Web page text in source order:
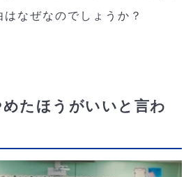
なぜなのでしょうか？
たほうがいいと言わ